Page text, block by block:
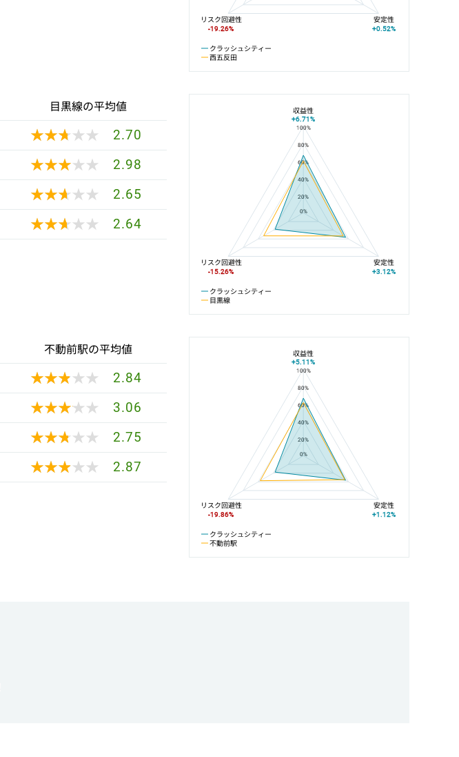
クラッシュシティー
西五反田
リスク回避性
-19.26%
安定性
+0.52%
目黒線の平均値
★★★★★
★★★★★ 2.70
★★★★★
★★★★★ 2.98
★★★★★
★★★★★ 2.65
★★★★★
★★★★★ 2.64
クラッシュシティーと目黒線の平均値の総合評価の比較
100%
80%
60%
40%
20%
0%
クラッシュシティー
目黒線
収益性
+6.71%
リスク回避性
-15.26%
安定性
+3.12%
不動前駅の平均値
★★★★★
★★★★★ 2.84
★★★★★
★★★★★ 3.06
★★★★★
★★★★★ 2.75
★★★★★
★★★★★ 2.87
クラッシュシティーと不動前駅の平均値の総合評価の比較
100%
80%
60%
40%
20%
0%
クラッシュシティー
不動前駅
収益性
+5.11%
リスク回避性
-19.86%
安定性
+1.12%